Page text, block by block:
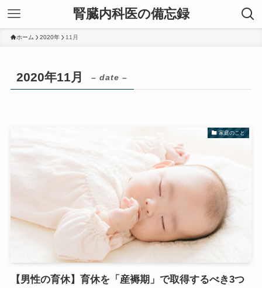
腎臓内科医の備忘録
ホーム 2020年 11月
2020年11月 – date –
家庭のこと
【男性の育休】育休を「産褥期」で取得するべき3つ